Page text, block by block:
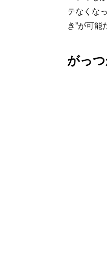
テなくな
き”が可能
がっ